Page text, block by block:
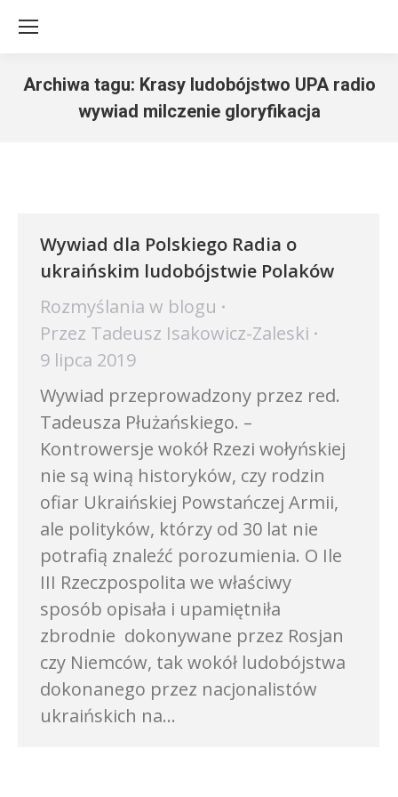
Archiwa tagu: Krasy ludobójstwo UPA radio
wywiad milczenie gloryfikacja
Wywiad dla Polskiego Radia o
ukraińskim ludobójstwie Polaków
Rozmyślania w blogu
Przez Tadeusz Isakowicz-Zaleski
9 lipca 2019
Wywiad przeprowadzony przez red.
Tadeusza Płużańskiego. –
Kontrowersje wokół Rzezi wołyńskiej
nie są winą historyków, czy rodzin
ofiar Ukraińskiej Powstańczej Armii,
ale polityków, którzy od 30 lat nie
potrafią znaleźć porozumienia. O Ile
III Rzeczpospolita we właściwy
sposób opisała i upamiętniła
zbrodnie dokonywane przez Rosjan
czy Niemców, tak wokół ludobójstwa
dokonanego przez nacjonalistów
ukraińskich na…